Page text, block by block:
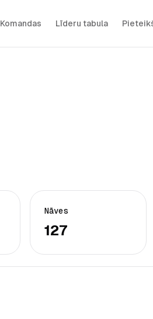
Komandas Līderu tabula
Nāves
127